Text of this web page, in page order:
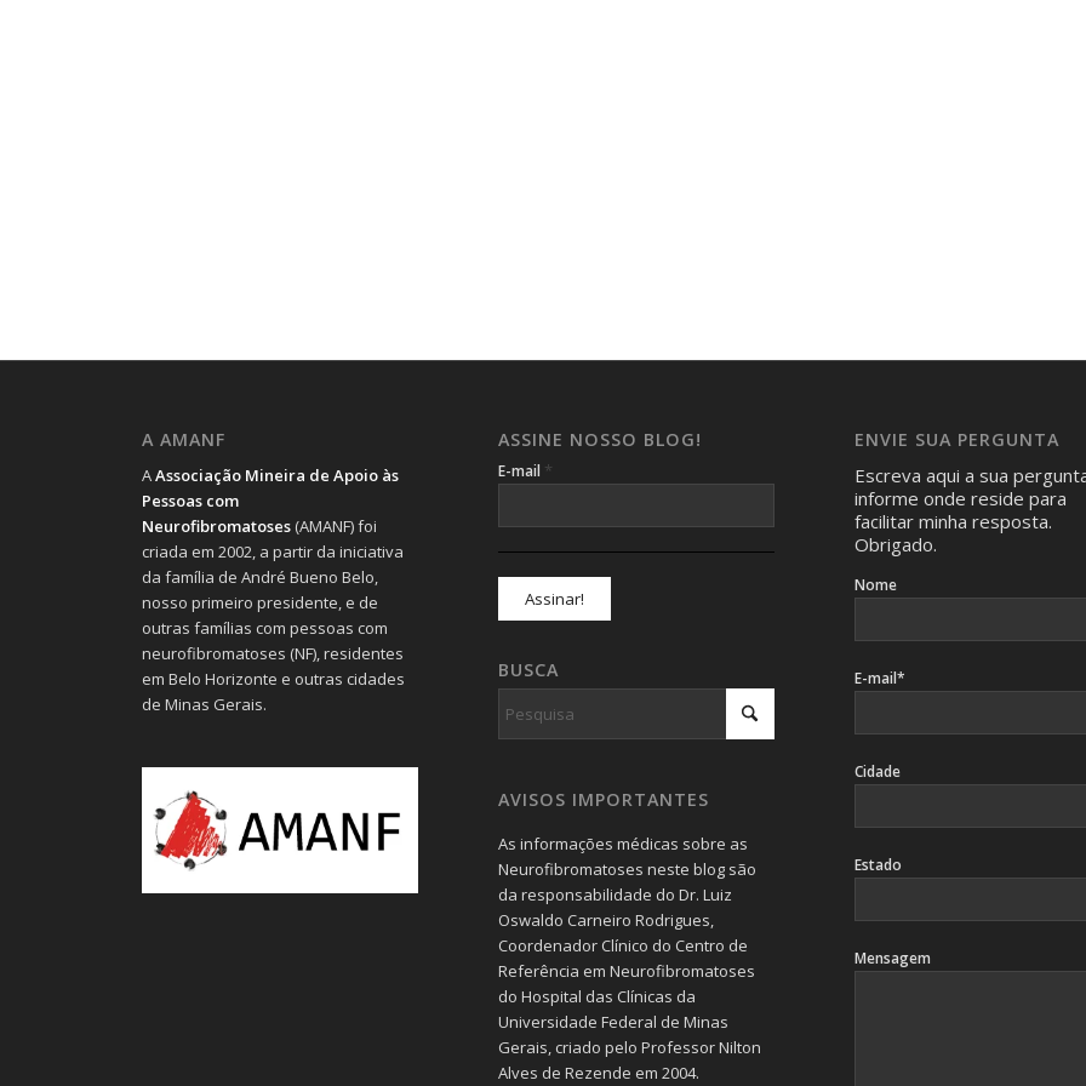
A AMANF
AAssociação Mineira de Apoio às
Pessoas com
Neurofibromatoses (AMANF) foi
criada em 2002, a partir da iniciativa
da família de André Bueno Belo,
nosso primeiro presidente, e de
outras famílias com pessoas com
neurofibromatoses (NF), residentes
em Belo Horizonte e outras cidades
de Minas Gerais.
ASSINE NOSSO BLOG!
E-mail *
BUSCA
AVISOS IMPORTANTES
As informações médicas sobre as
Neurofibromatoses neste blog são
da responsabilidade do Dr. Luiz
Oswaldo Carneiro Rodrigues,
Coordenador Clínico do Centro de
Referência em Neurofibromatoses
do Hospital das Clínicas da
Universidade Federal de Minas
Gerais, criado pelo Professor Nilton
Alves de Rezende em 2004.
ENVIE SUA PERGUNTA
Escreva aqui a sua
informe onde reside para
facilitar minha resposta.
Obrigado.
Nome
E-mail*
Cidade
Estado
Mensagem